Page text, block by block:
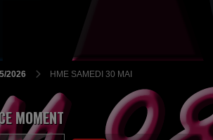
2026 HME SAMEDI 30 MAI
MOMENT